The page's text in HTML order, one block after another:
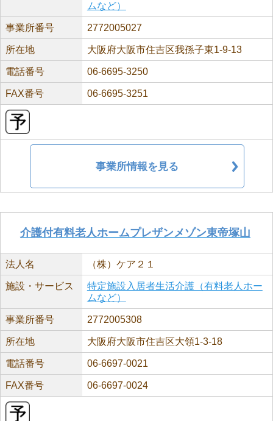
ムなど）
事業所番号 2772005027
所在地 大阪府大阪市住吉区我孫子東1-9-13
電話番号 06-6695-3250
FAX番号 06-6695-3251
事業所情報を見る
介護付有料老人ホームプレザンメゾン東帝塚山
法人名 （株）ケア２１
施設・サービス
特定施設入居者生活介護（有料老人ホー
ムなど）
事業所番号 2772005308
所在地 大阪府大阪市住吉区大領1-3-18
電話番号 06-6697-0021
FAX番号 06-6697-0024